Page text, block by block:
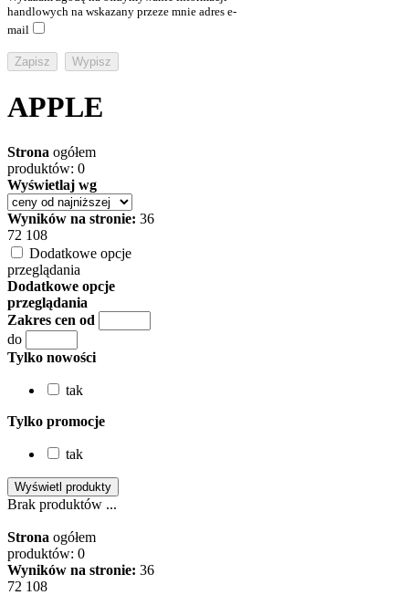
handlowych na wskazany przeze mnie adres e-
mail
APPLE
Strona ogółem
produktów: 0
Wyświetlaj wg
Wyników na stronie: 36
72 108
Dodatkowe opcje
przeglądania
Dodatkowe opcje
przeglądania
Zakres cen od
do
Tylko nowości
tak
Tylko promocje
tak
Brak produktów ...
Strona ogółem
produktów: 0
Wyników na stronie: 36
72 108